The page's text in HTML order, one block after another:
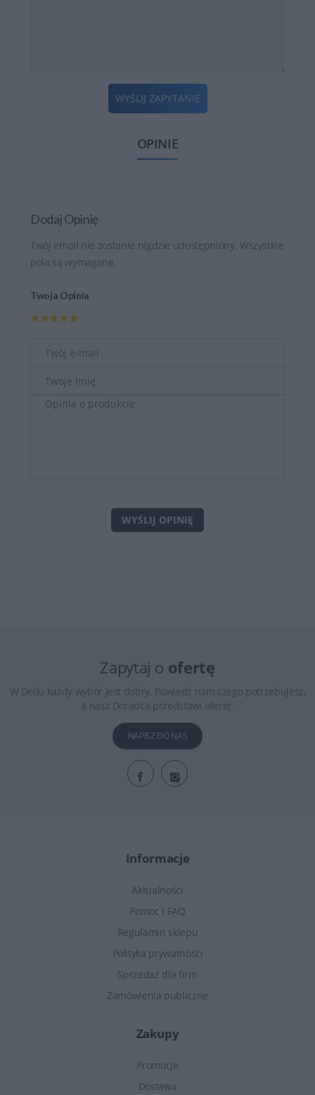
WYŚLIJ ZAPYTANIE
OPINIE
Dodaj Opinię
Twój email nie zostanie nigdzie udostępniony. Wszystkie
pola są wymagane.
Twoja Opinia
WYŚLIJ OPINIĘ
Zapytaj o ofertę
W Dellu każdy wybór jest dobry. Powiedz nam czego potrzebujesz,
a nasz Doradca przedstawi ofertę.
NAPISZ DO NAS
Informacje
Aktualności
Pomoc i FAQ
Regulamin sklepu
Polityka prywatności
Sprzedaż dla firm
Zamówienia publiczne
Zakupy
Promocje
Dostawa